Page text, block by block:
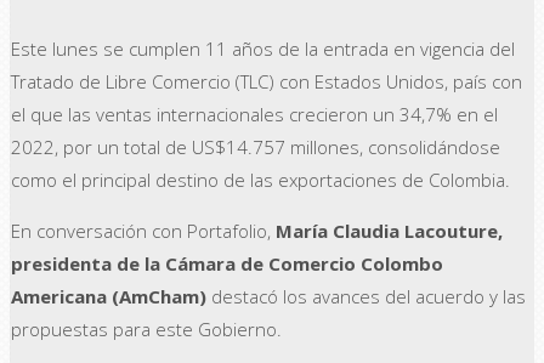
Este lunes se cumplen 11 años de la entrada en vigencia del
Tratado de Libre Comercio (TLC) con Estados Unidos, país con
el que las ventas internacionales crecieron un 34,7% en el
2022, por un total de US$14.757 millones, consolidándose
como el principal destino de las exportaciones de Colombia.
En conversación con Portafolio, María Claudia Lacouture,
presidenta de la Cámara de Comercio Colombo
Americana (AmCham) destacó los avances del acuerdo y las
propuestas para este Gobierno.